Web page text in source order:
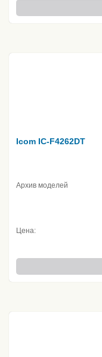
Icom IC-F4262DT
Архив моделей
Цена: